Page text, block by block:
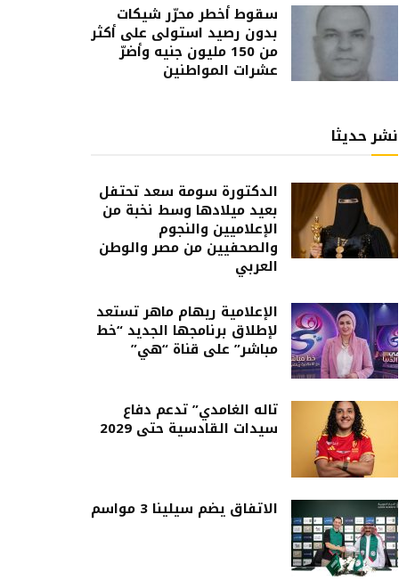
سقوط أخطر محرّر شيكات
بدون رصيد استولى على أكثر
من 150 مليون جنيه وأضرّ
عشرات المواطنين
نشر حديثا
الدكتورة سومة سعد تحتفل
بعيد ميلادها وسط نخبة من
الإعلاميين والنجوم
والصحفيين من مصر والوطن
العربي
الإعلامية ريهام ماهر تستعد
لإطلاق برنامجها الجديد “خط
مباشر” على قناة “هي”
تاله الغامدي” تدعم دفاع
سيدات القادسية حتى 2029
الاتفاق يضم سيلينا 3 مواسم